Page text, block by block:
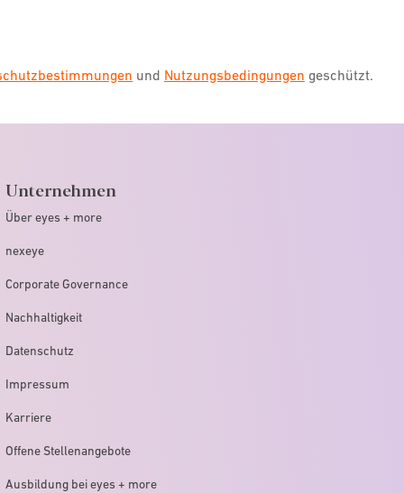
und Nutzungsbedingungen geschützt.
Unternehmen
Über eyes + more
nexeye
Corporate Governance
Nachhaltigkeit
Datenschutz
Impressum
Karriere
Offene Stellenangebote
Ausbildung bei eyes + more